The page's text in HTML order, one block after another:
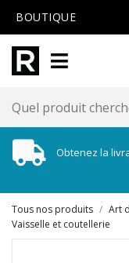
BOUTIQUE
Obtenez la
Tous nos produits / Art
Vaisselle et coutellerie